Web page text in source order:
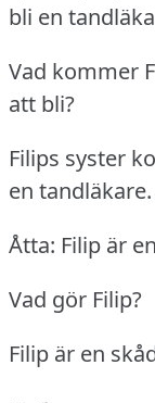
bli en
Vad kommer
att bli?
Filips syster
en tandläkare.
Åtta: Filip är
Vad gör Filip?
Filip är en